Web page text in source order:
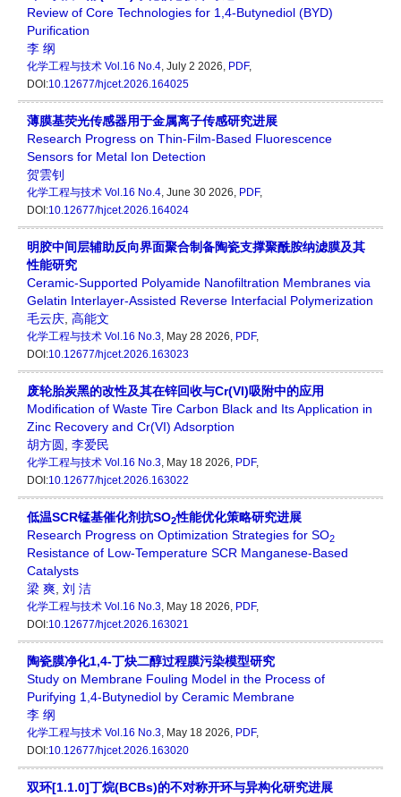
Review of Core Technologies for 1,4-Butynediol (BYD)
Purification
李 纲
化学工程与技术 Vol.16 No.4, July 2 2026, PDF,
DOI:10.12677/hjcet.2026.164025
薄膜基荧光传感器用于金属离子传感研究进展
Research Progress on Thin-Film-Based Fluorescence
Sensors for Metal Ion Detection
贺雲钊
化学工程与技术 Vol.16 No.4, June 30 2026, PDF,
DOI:10.12677/hjcet.2026.164024
明胶中间层辅助反向界面聚合制备陶瓷支撑聚酰胺纳滤膜及其
性能研究
Ceramic-Supported Polyamide Nanofiltration Membranes via
Gelatin Interlayer-Assisted Reverse Interfacial Polymerization
毛云庆, 高能文
化学工程与技术 Vol.16 No.3, May 28 2026, PDF,
DOI:10.12677/hjcet.2026.163023
废轮胎炭黑的改性及其在锌回收与Cr(VI)吸附中的应用
Modification of Waste Tire Carbon Black and Its Application in
Zinc Recovery and Cr(VI) Adsorption
胡方圆, 李爱民
化学工程与技术 Vol.16 No.3, May 18 2026, PDF,
DOI:10.12677/hjcet.2026.163022
低温SCR锰基催化剂抗SO2性能优化策略研究进展
Research Progress on Optimization Strategies for SO2
Resistance of Low-Temperature SCR Manganese-Based
Catalysts
梁 爽, 刘 洁
化学工程与技术 Vol.16 No.3, May 18 2026, PDF,
DOI:10.12677/hjcet.2026.163021
陶瓷膜净化1,4-丁炔二醇过程膜污染模型研究
Study on Membrane Fouling Model in the Process of
Purifying 1,4-Butynediol by Ceramic Membrane
李 纲
化学工程与技术 Vol.16 No.3, May 18 2026, PDF,
DOI:10.12677/hjcet.2026.163020
双环[1.1.0]丁烷(BCBs)的不对称开环与异构化研究进展